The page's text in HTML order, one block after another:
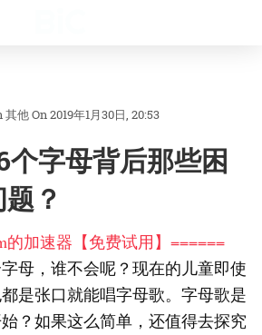
其他On 2019年1月30日, 20:53
个字母背后那些困
？
的加速器【免费试用】======
母，谁不会呢？现在的儿童即使
是张口就能唱字母歌。字母歌是
？如果这么简单，还值得去探究